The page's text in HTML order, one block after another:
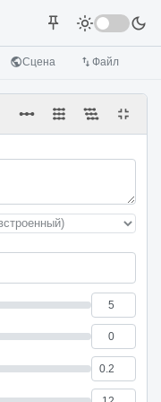
push_pin light_mode dark_mode
publicСцена import_export Файл
linear_scale fullscreen_exit